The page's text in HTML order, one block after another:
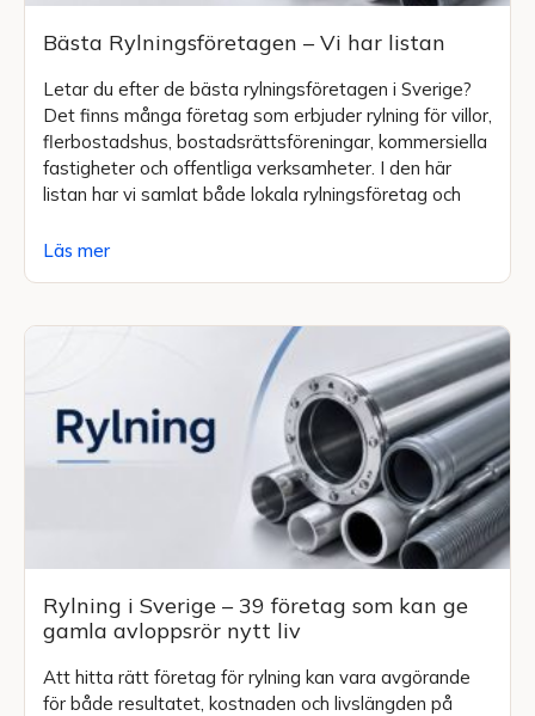
Bästa Rylningsföretagen – Vi har listan
Letar du efter de bästa rylningsföretagen i Sverige?
Det finns många företag som erbjuder rylning för villor,
flerbostadshus, bostadsrättsföreningar, kommersiella
fastigheter och offentliga verksamheter. I den här
listan har vi samlat både lokala rylningsföretag och
Läs mer
Rylning i Sverige – 39 företag som kan ge
gamla avloppsrör nytt liv
Att hitta rätt företag för rylning kan vara avgörande
för både resultatet, kostnaden och livslängden på